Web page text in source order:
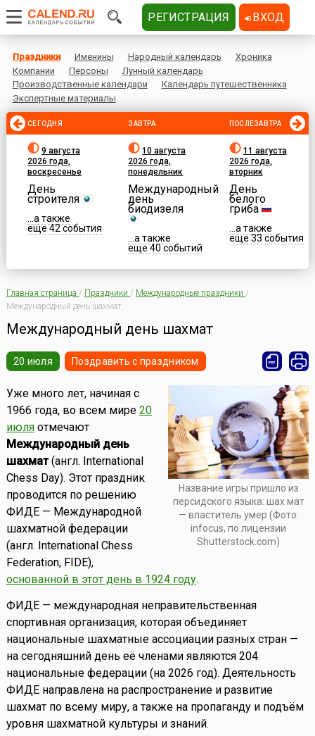
Праздники Именины Народный календарь
Хроника
Компании
Персоны
Лунный календарь
Производственные календари
Календарь путешественника
Экспертные материалы
СЕГОДНЯ
9 августа
2026 года,
воскресенье
День
строителя
...а также
еще 42 события
ЗАВТРА
10 августа
2026 года,
понедельник
Международный
день
биодизеля
...а также
еще 40 событий
ПОСЛЕЗАВТРА
11 августа
2026 года,
вторник
День
белого
гриба
...а также
еще 33 события
Главная страница / Праздники / Международные праздники /
Международный день шахмат
Международный день шахмат
20 июля Поздравить с праздником
Название игры пришло из
персидского языка: шах мат
— властитель умер (Фото:
infocus, по лицензии
Shutterstock.com)
Уже много лет, начиная с
1966 года, во всем мире 20
июляотмечают
Международный день
шахмат(англ. International
Chess Day). Этот праздник
проводится по решению
ФИДЕ — Международной
шахматной федерации
(англ. International Chess
Federation, FIDE),
основанной в этот день в 1924 году.
ФИДЕ — международная неправительственная
спортивная организация, которая объединяет
национальные шахматные ассоциации разных стран —
на сегодняшний день её членами являются 204
национальные федерации (на 2026 год). Деятельность
ФИДЕ направлена на распространение и развитие
шахмат по всему миру, а также на пропаганду и подъём
уровня шахматной культуры и знаний.
РЕГИСТРАЦИЯ ВХОД